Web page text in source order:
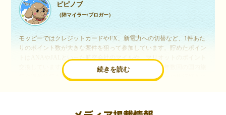
続きを読む
ピピノブ
（陸マイラー/ブロガー）
モッピーではクレジットカードやFX、新電力への切替など、1件あた
りのポイント数が大きな案件を狙って参加しています。貯めたポイン
交換しています。このようにすることで、ほぼ無料で年数回の国内旅
行や海外旅行を実現しています。モッピーは陸マイラーや旅行好きに